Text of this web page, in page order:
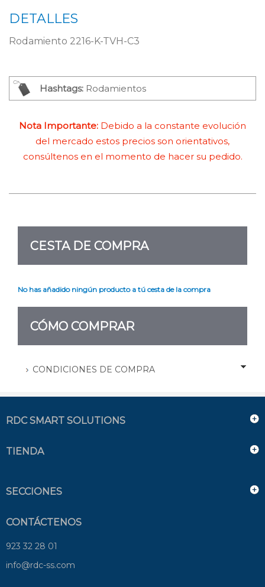
DETALLES
Rodamiento 2216-K-TVH-C3
Hashtags: Rodamientos
Nota Importante: Debido a la constante evolución
del mercado estos precios son orientativos,
consúltenos en el momento de hacer su pedido.
CESTA DE COMPRA
No has añadido ningún producto a tú cesta de la compra
CÓMO COMPRAR
CONDICIONES DE COMPRA
RDC SMART SOLUTIONS
TIENDA
SECCIONES
CONTÁCTENOS
923 32 28 01
info@rdc-ss.com